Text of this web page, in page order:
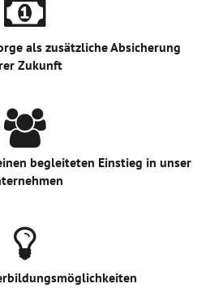
als zusätzliche Absicherung
Zukunft
begleiteten Einstieg in unser